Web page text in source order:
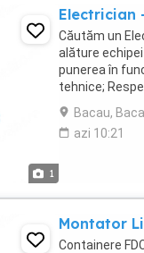
1
Electrician
Căutăm un
alăture
punerea în
tehnice;
specifice
Bacau,
azi 10:21
Montator
Containere